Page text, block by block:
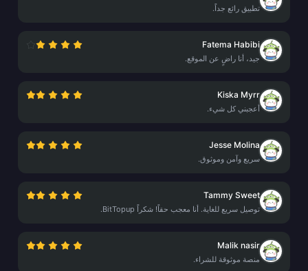
تطبيق رائع جداً.
Fatema Habibi
جيد، أنا راضٍ عن الموقع.
Kiska Myrr
أعجبني كل شيء.
Jesse Molina
سريع وآمن وموثوق.
Tammy Sweet
توصيل سريع للغاية. أنا معجب حقاً! شكراً BitTopup.
Malik nasir
منصة موثوقة للشراء.